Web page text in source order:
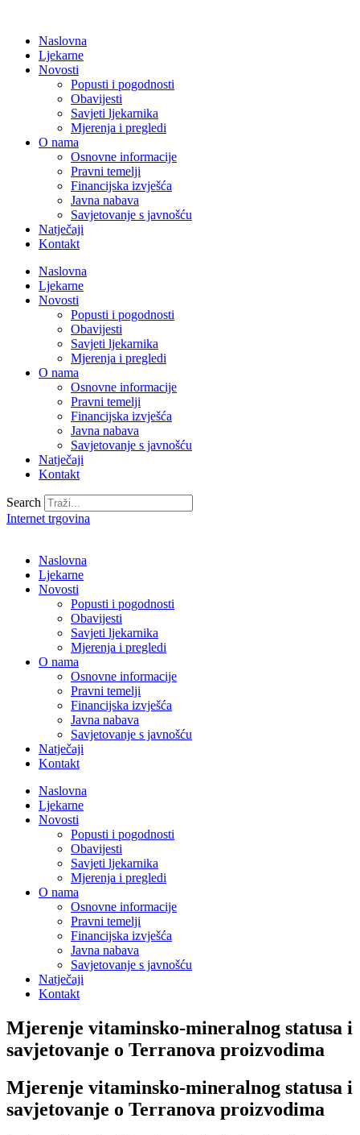
Naslovna
Ljekarne
Novosti
Popusti i pogodnosti
Obavijesti
Savjeti ljekarnika
Mjerenja i pregledi
O nama
Osnovne informacije
Pravni temelji
Financijska izvješća
Javna nabava
Savjetovanje s javnošću
Natječaji
Kontakt
Naslovna
Ljekarne
Novosti
Popusti i pogodnosti
Obavijesti
Savjeti ljekarnika
Mjerenja i pregledi
O nama
Osnovne informacije
Pravni temelji
Financijska izvješća
Javna nabava
Savjetovanje s javnošću
Natječaji
Kontakt
Search
Internet trgovina
Naslovna
Ljekarne
Novosti
Popusti i pogodnosti
Obavijesti
Savjeti ljekarnika
Mjerenja i pregledi
O nama
Osnovne informacije
Pravni temelji
Financijska izvješća
Javna nabava
Savjetovanje s javnošću
Natječaji
Kontakt
Naslovna
Ljekarne
Novosti
Popusti i pogodnosti
Obavijesti
Savjeti ljekarnika
Mjerenja i pregledi
O nama
Osnovne informacije
Pravni temelji
Financijska izvješća
Javna nabava
Savjetovanje s javnošću
Natječaji
Kontakt
Mjerenje vitaminsko-mineralnog statusa i
savjetovanje o Terranova proizvodima
Mjerenje vitaminsko-mineralnog statusa i
savjetovanje o Terranova proizvodima